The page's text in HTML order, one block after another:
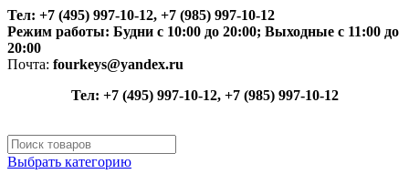
Тел: +7 (495) 997-10-12, +7 (985) 997-10-12
Режим работы: Будни с 10:00 до 20:00; Выходные с 11:00 до
20:00
Почта: fourkeys@yandex.ru
Тел: +7 (495) 997-10-12, +7 (985) 997-10-12
Выбрать категорию